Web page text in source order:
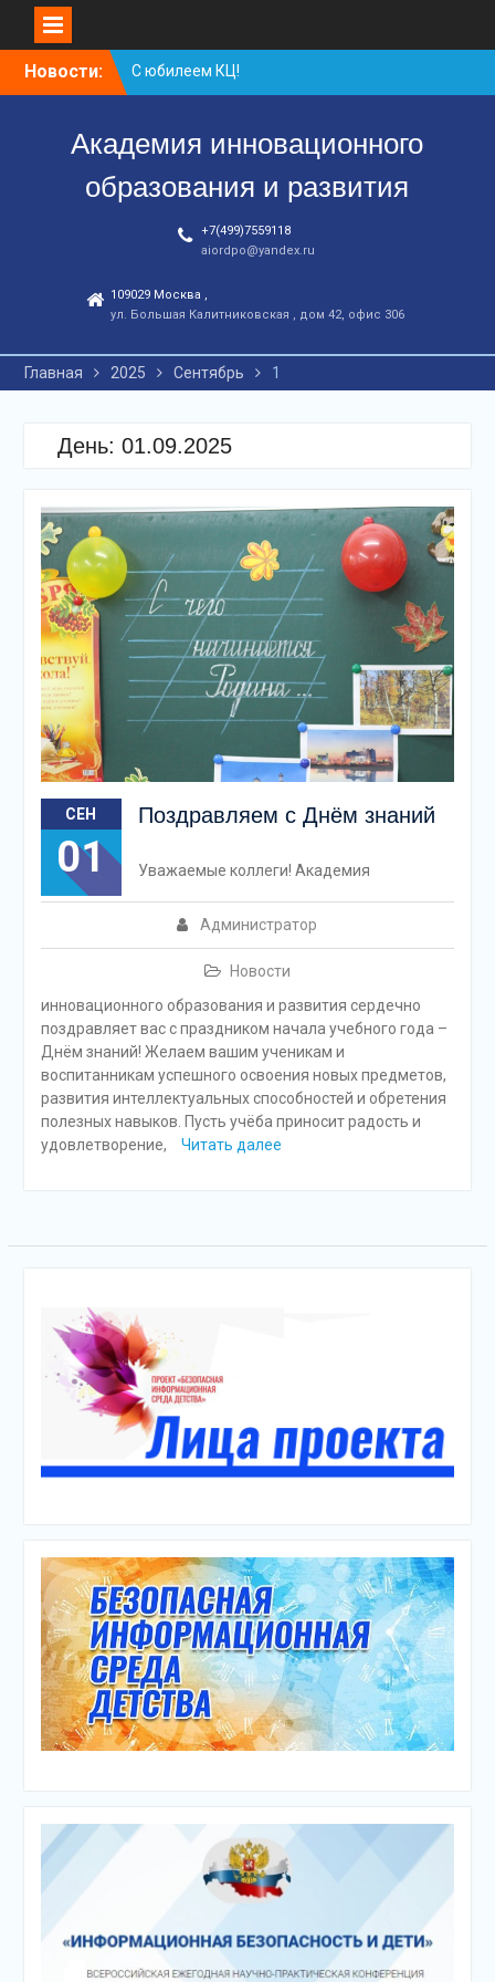
Новости:
С юбилеем КЦ!
Координационному
Заседание рабочей
группа
Академия инновационного
образования и развития
+7(499)7559118
aiordpo@yandex.ru
109029 Москва ,
ул. Большая Калитниковская , дом 42, офис 306
Главная 2025 Сентябрь 1
День: 01.09.2025
СЕН
01
Поздравляем с Днём знаний
Администратор
Новости
Уважаемые коллеги! Академия
инновационного образования и развития сердечно
поздравляет вас с праздником начала учебного года –
Днём знаний! Желаем вашим ученикам и
воспитанникам успешного освоения новых предметов,
развития интеллектуальных способностей и обретения
полезных навыков. Пусть учёба приносит радость и
удовлетворение,
Читать далее